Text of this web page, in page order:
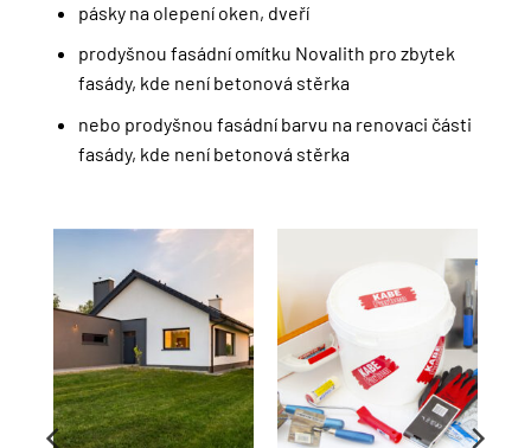
pásky na olepení oken, dveří
prodyšnou fasádní omítku Novalith pro zbytek
fasády, kde není betonová stěrka
nebo prodyšnou fasádní barvu na renovaci části
fasády, kde není betonová stěrka